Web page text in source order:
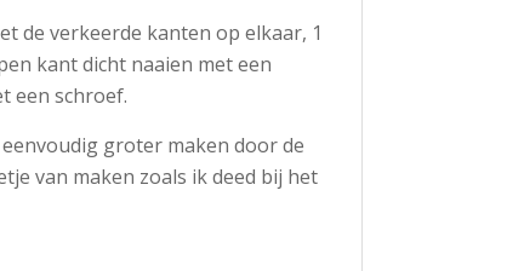
de verkeerde kanten op elkaar, 1
kant dicht naaien met een
een schroef.
groter maken door de
van maken zoals ik deed bij het